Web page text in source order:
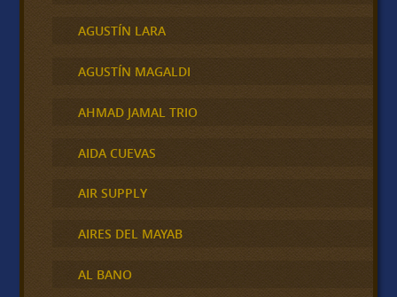
AGUSTÍN LARA
AGUSTÍN MAGALDI
AHMAD JAMAL TRIO
AIDA CUEVAS
AIR SUPPLY
AIRES DEL MAYAB
AL BANO